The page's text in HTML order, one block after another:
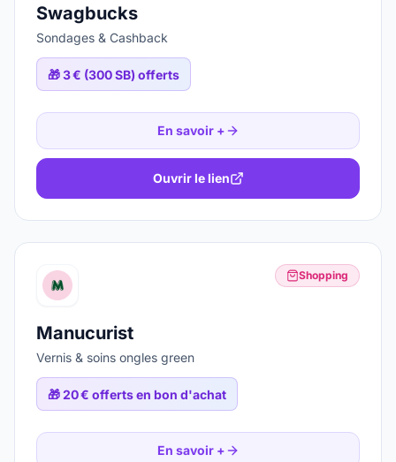
Swagbucks
Sondages & Cashback
🎁3 € (300 SB) offerts
En savoir +
Ouvrir le lien
Shopping
Manucurist
Vernis & soins ongles green
🎁20 € offerts en bon d'achat
En savoir +